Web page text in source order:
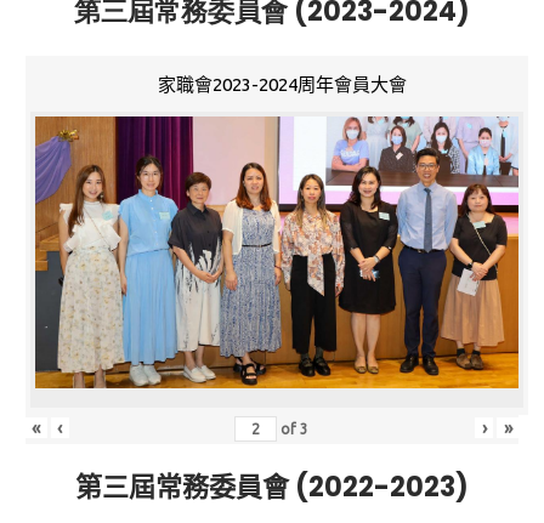
第三屆常務委員會 (2023-2024)
家職會2023-2024周年會員大會
« ‹ of3 › »
第三屆常務委員會 (2022-2023)